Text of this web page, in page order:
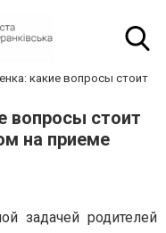
какие вопросы стоит
вопросы стоит
на приеме
задачей родителей